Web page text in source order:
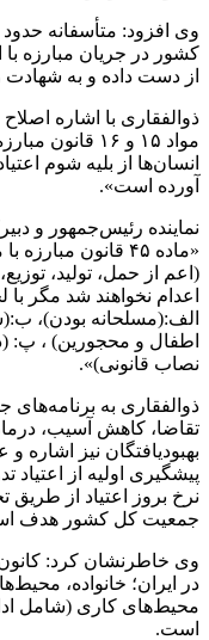
کشور در جریان مبارزه با
از دست داده و به شهادت
ذوالفقاری با اشاره
مواد ۱۵ و ۱۶
انسان‌ها از بلیه شوم
آورده است».
نماینده رئیس‌جمهور و
«ماده ۴۵ قانون
(اعم از حمل، تولید،
اعدام نخواهند شد مگر
الف:(مسلحانه بودن)،
اطفال و محجورین) ، پ:
نصاب قانونی)».
ذوالفقاری به
تقاضا، کاهش آسیب،
بهبودیافتگان نیز اشاره
پیشگیری اولیه از
جمعیت کل کشور هدف
وی خاطرنشان کرد:
در ایران؛ خانواده،
محیط‌های کاری (شامل
است.